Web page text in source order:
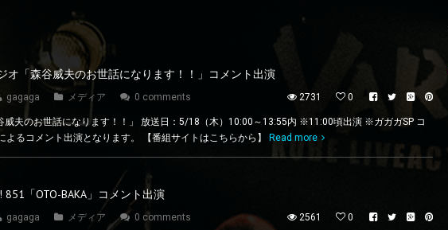
オ「森谷威夫のお世話になります！！」コメント出演
gagaga メディア 0 comments 2731 0
威夫のお世話になります！！」 放送日：5/18（木）10:00～13:55内 ※11:00頃出演 ※ガガガSP コ
よるコメント出演となります。 【番組サイトはこちらから】
Read more
851「OTO-BAKA」コメント出演
gagaga メディア 0 comments 2561 0